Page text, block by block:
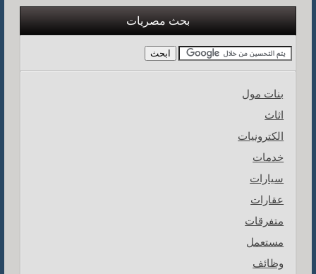
بحث مصريات
بنات مول
اثاث
الكترونيات
خدمات
سيارات
عقارات
متفرقات
مستعمل
وظائف